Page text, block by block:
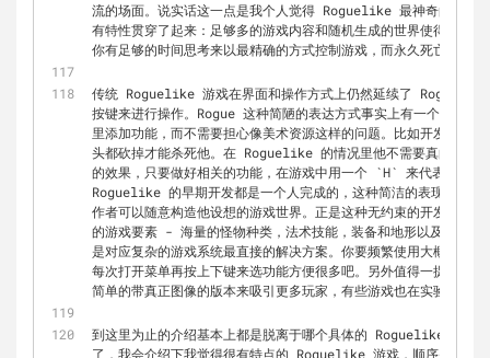
流的场面。说实话这一点是我个人觉得 Roguelike 最神奇的一
有特性贯穿了起来：足够多的游戏内容和随机生成的世界使得意外
你有足够的时间思考来以最精确的方式控制游戏，而永久死亡让你
传统 Roguelike 游戏在界面和操作方式上仍然延续了 Rogue 的
按键来进行操作。Rogue 这种简陋的表达方式事实上有一个很微
里添加功能，而不需要担心像美术资源这样的问题。比如开发者想
头都砍掉才能杀死他。在 Roguelike 的情况里他不需要真的画出
的效果，只要做好相关的功能，在游戏中用一个 `H` 来代表这个怪
Roguelike 的早期开发都是一个人完成的，这种简洁的表现方式使
作者可以随意构造他设想的游戏世界。正是这种无约束的开发思
的游戏要素 - 海量的怪物种类，法术技能，装备和地形以及各种各
是对应复杂的游戏系统最直接的解决方案。你要频繁使用大概十来
每次打开菜单再按上下键来选功能方便很多吧。另外值得一提的
简单的带真正图像的版本来吸引更多玩家，有些游戏也在实验设计
到这里为止的介绍基本上都是脱离于哪个具体的 Roguelike 游戏
了，我会介绍下我觉得很有特点的 Roguelike 游戏，顺序是按照